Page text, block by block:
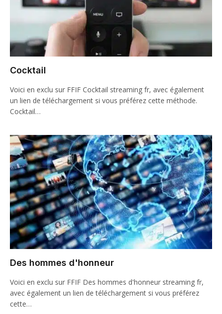
Cocktail
Voici en exclu sur FFIF Cocktail streaming fr, avec également
un lien de téléchargement si vous préférez cette méthode.
Cocktail…
Des hommes d'honneur
Voici en exclu sur FFIF Des hommes d'honneur streaming fr,
avec également un lien de téléchargement si vous préférez
cette…